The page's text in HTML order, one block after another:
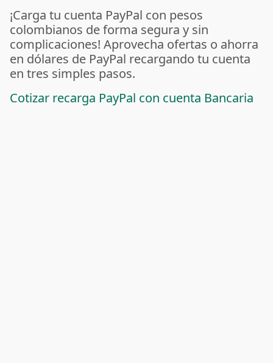
¡Carga tu cuenta PayPal con pesos
colombianos de forma segura y sin
complicaciones! Aprovecha ofertas o ahorra
en dólares de PayPal recargando tu cuenta
en tres simples pasos.
Cotizar recarga PayPal con cuenta Bancaria